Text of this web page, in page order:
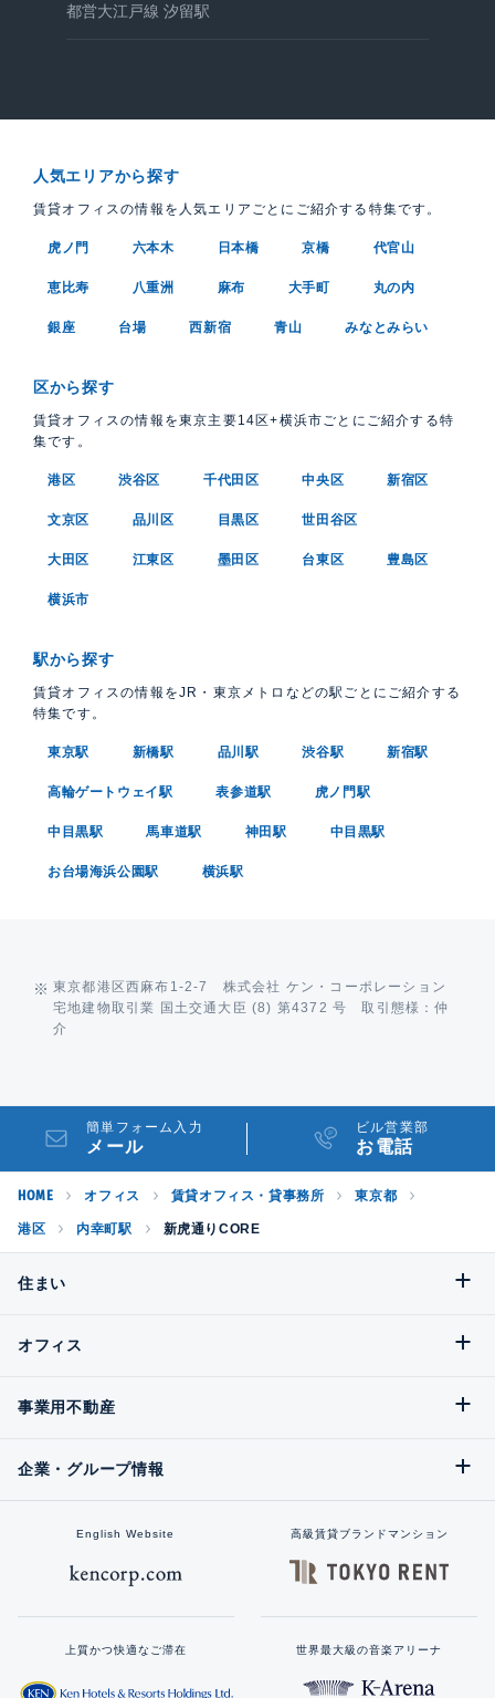
都営大江戸線 汐留駅
人気エリアから探す
賃貸オフィスの情報を人気エリアごとにご紹介する特集です。
虎ノ門 六本木 日本橋 京橋 代官山
恵比寿 八重洲 麻布 大手町 丸の内
銀座 台場 西新宿 青山 みなとみらい
区から探す
賃貸オフィスの情報を東京主要14区+横浜市ごとにご紹介する特
集です。
港区 渋谷区 千代田区 中央区 新宿区
文京区 品川区 目黒区 世田谷区
大田区 江東区 墨田区 台東区 豊島区
横浜市
駅から探す
賃貸オフィスの情報をJR・東京メトロなどの駅ごとにご紹介する
特集です。
東京駅 新橋駅 品川駅 渋谷駅 新宿駅
高輪ゲートウェイ駅 表参道駅 虎ノ門駅
中目黒駅 馬車道駅 神田駅 中目黒駅
お台場海浜公園駅 横浜駅
東京都港区西麻布1-2-7 株式会社 ケン・コーポレーション
宅地建物取引業 国土交通大臣 (8) 第4372 号 取引態様：仲
介
簡単フォーム入力
メール
ビル営業部
お電話
HOME オフィス 賃貸オフィス・貸事務所 東京都
港区 内幸町駅 新虎通りCORE
住まい
オフィス
事業用不動産
企業・グループ情報
English Website 高級賃貸ブランドマンション
上質かつ快適なご滞在 世界最大級の音楽アリーナ